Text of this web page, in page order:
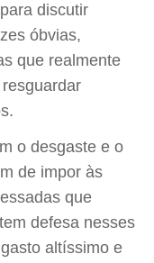
para discutir
óbvias,
que realmente
o desgaste e o
de impor às
que
defesa nesses
altíssimo e